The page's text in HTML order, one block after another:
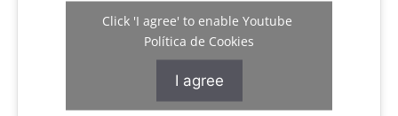
Click 'I agree' to enable Youtube
Política de Cookies
I agree